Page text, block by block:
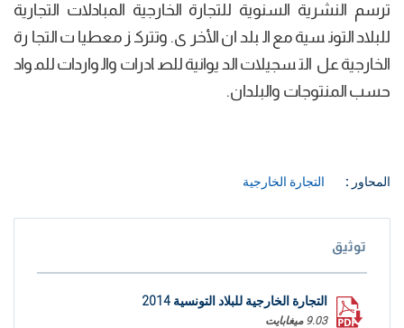
ترسم النشرية السنوية للتجارة الخارجية المبادلات التجارية
للبلاد التونسية مع البلدان الأخرى. وتتركز معطيات التجارة
الخارجية عل التسجيلات الديوانية للصادرات والواردات للمواد
حسب المنتوجات والبلدان.
المحاور : التجارة الخارجية
توثيق
التجارة الخارجية للبلاد التونسية 2014
9.03 ميغابايت